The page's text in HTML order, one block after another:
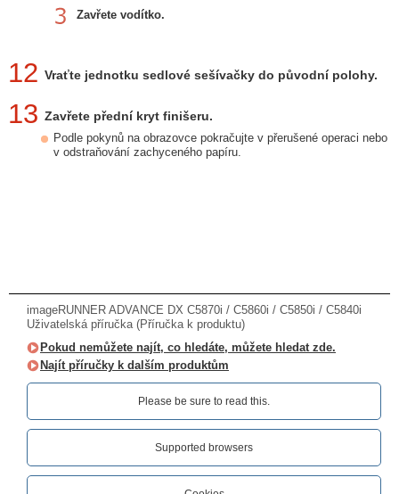
Zavřete vodítko.
12 Vraťte jednotku sedlové sešívačky do původní polohy.
13 Zavřete přední kryt finišeru.
Podle pokynů na obrazovce pokračujte v přerušené operaci nebo
v odstraňování zachyceného papíru.
imageRUNNER ADVANCE DX C5870i / C5860i / C5850i / C5840i
Uživatelská příručka (Příručka k produktu)
Pokud nemůžete najít, co hledáte, můžete hledat zde.
Najít příručky k dalším produktům
Please be sure to read this.‎
Supported browsers